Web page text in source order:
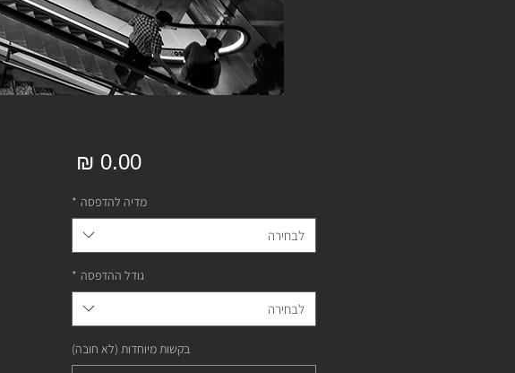
‏0.00 ‏₪
מדיה להדפסה *
לבחירה
גודל ההדפסה *
לבחירה
בקשות מיוחדות (לא חובה)